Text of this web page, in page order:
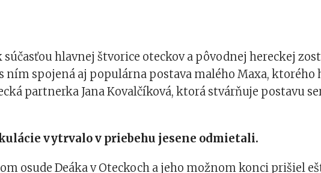
súčasťou hlavnej štvorice oteckov a pôvodnej hereckej
ním spojená aj populárna postava malého Maxa, ktorého
partnerka Jana Kovalčíková, ktorá stvárňuje postavu
vytrvalo v priebehu jesene odmietali.
osude Deáka v Oteckoch a jeho možnom konci prišiel